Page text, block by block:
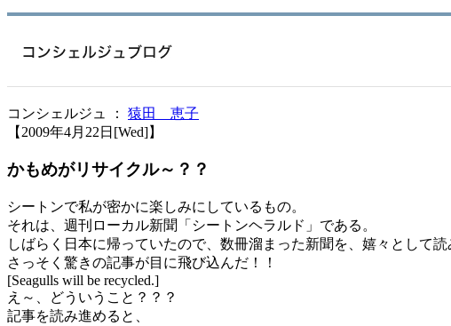
コンシェルジュ ： 猿田 恵子
【2009年4月22日[Wed]】
かもめがリサイクル～？？
シートンで私が密かに楽しみにしているもの。
それは、週刊ローカル新聞「シートンヘラルド」である。
しばらく日本に帰っていたので、数冊溜まった新聞を、嬉々として読
さっそく驚きの記事が目に飛び込んだ！！
[Seagulls will be recycled.]
え～、どういうこと？？？
記事を読み進めると、